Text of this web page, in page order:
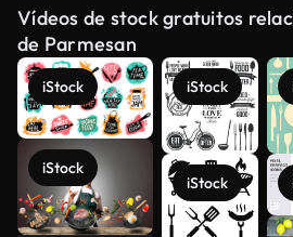
Vídeos de stock gratuitos
de Parmesan
iStock
iStock
iStock
iStock